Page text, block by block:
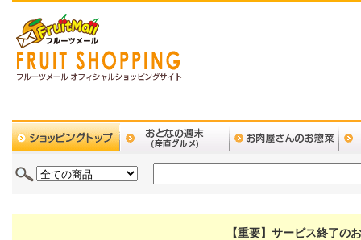
【重要】サービス終了の